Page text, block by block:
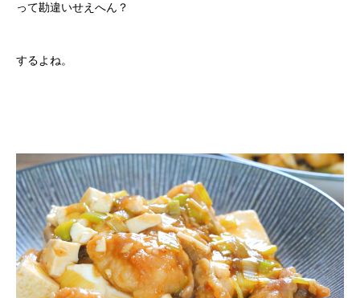
って勘違いせえへん？
するよね。